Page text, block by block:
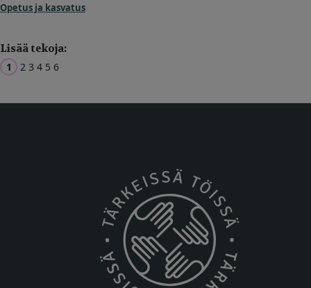
Opetus ja kasvatus
Lisää tekoja:
1 2 3 4 5 6